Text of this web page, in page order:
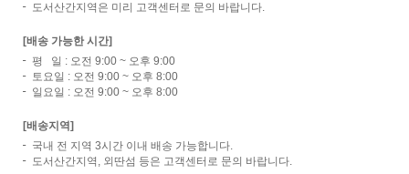
도서산간지역은 미리 고객센터로 문의 바랍니다.
[배송 가능한 시간]
평 일 : 오전 9:00 ~ 오후 9:00
토요일 : 오전 9:00 ~ 오후 8:00
일요일 : 오전 9:00 ~ 오후 8:00
[배송지역]
국내 전 지역 3시간 이내 배송 가능합니다.
도서산간지역, 외딴섬 등은 고객센터로 문의 바랍니다.